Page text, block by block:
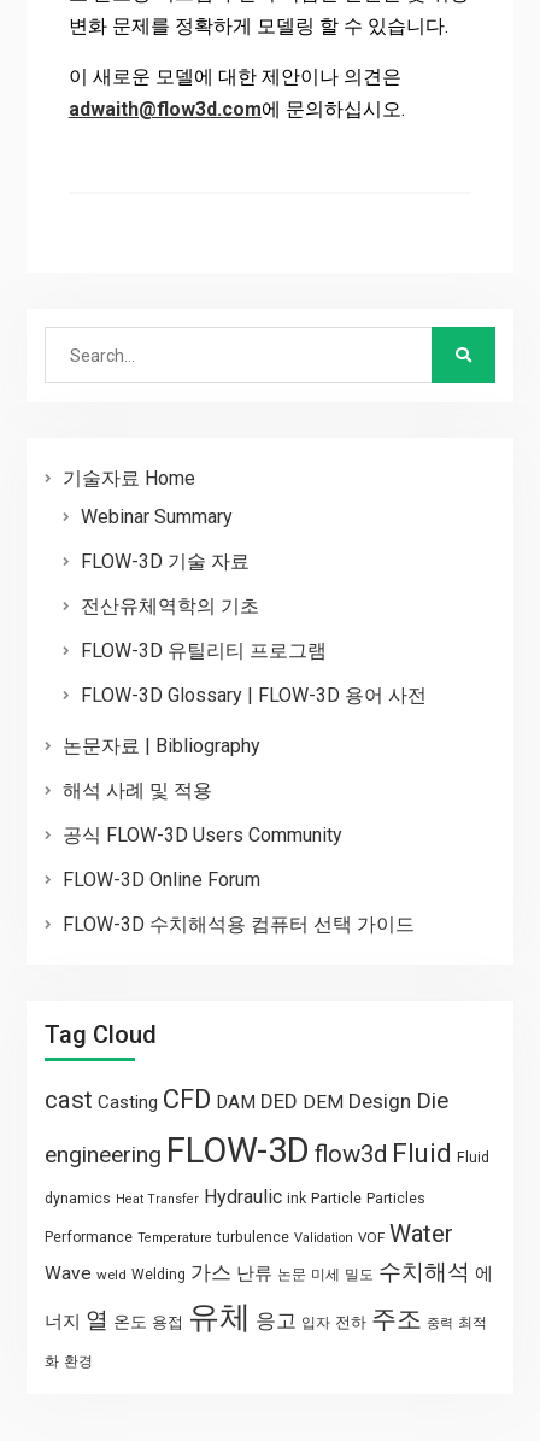
변화 문제를 정확하게 모델링 할 수 있습니다.
이 새로운 모델에 대한 제안이나 의견은
adwaith@flow3d.com에 문의하십시오.
기술자료 Home
Webinar Summary
FLOW-3D 기술 자료
전산유체역학의 기초
FLOW-3D 유틸리티 프로그램
FLOW-3D Glossary | FLOW-3D 용어 사전
논문자료 | Bibliography
해석 사례 및 적용
공식 FLOW-3D Users Community
FLOW-3D Online Forum
FLOW-3D 수치해석용 컴퓨터 선택 가이드
Tag Cloud
cast Casting CFD DAM DED DEM Design Die
engineering FLOW-3D flow3d Fluid Fluid
dynamics Heat Transfer Hydraulic ink Particle Particles
Performance Temperature turbulence Validation VOF Water
Wave weld Welding 가스 난류 논문 미세 밀도 수치해석 에
너지 열 온도 용접 유체 응고 입자 전하 주조 중력 최적
화 환경